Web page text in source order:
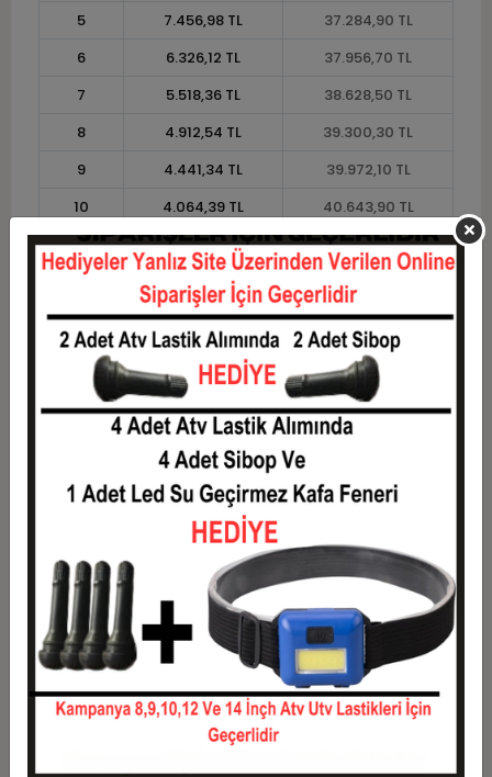
5
7.456,98 TL
37.284,90 TL
6
6.326,12 TL
37.956,70 TL
7
5.518,36 TL
38.628,50 TL
8
4.912,54 TL
39.300,30 TL
9
4.441,34 TL
39.972,10 TL
10
4.064,39 TL
40.643,90 TL
11
3.725,44 TL
40.979,80 TL
12
3.470,97 TL 41.651,60 TL
Taksit Taksit Tutarı
Toplam Tutar
33.590,00 TL
33.590,00 TL
16.795,00 TL
3
11.980,43 TL
35.941,30 TL
9.153,28 TL
5
7.456,98 TL
37.284,90 TL
6
6.326,12 TL
37.956,70 TL
7
5.518,36 TL
38.628,50 TL
8
4.912,54 TL
39.300,30 TL
4.441,34 TL